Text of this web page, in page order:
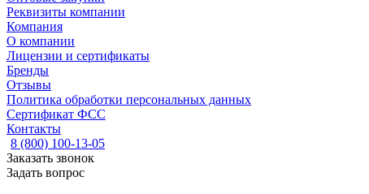
Реквизиты компании
Компания
О компании
Лицензии и сертификаты
Бренды
Отзывы
Политика обработки персональных данных
Сертификат ФСС
Контакты
8 (800) 100-13-05
Заказать звонок
Задать вопрос